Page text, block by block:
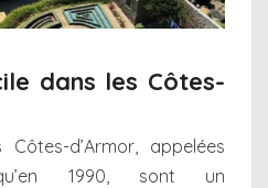
dans les Côtes-
d’Armor, appelées
1990, sont un